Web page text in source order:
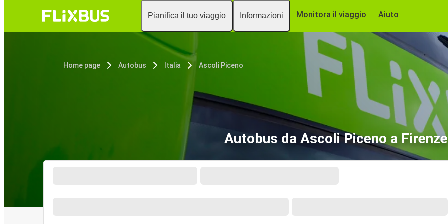
Pianifica il tuo viaggio Informazioni Monitora il viaggio Aiuto
Home page Autobus Italia Ascoli Piceno
Autobus da Ascoli Piceno a Firenze